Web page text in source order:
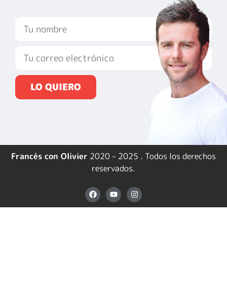
LO QUIERO
Francés con Olivier 2020 – 2025 . Todos los derechos
reservados.